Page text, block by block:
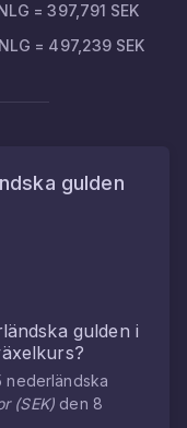
=397,791 SEK
NLG = 497,239 SEK
gulden
gulden i
nederländska
(SEK) den 8